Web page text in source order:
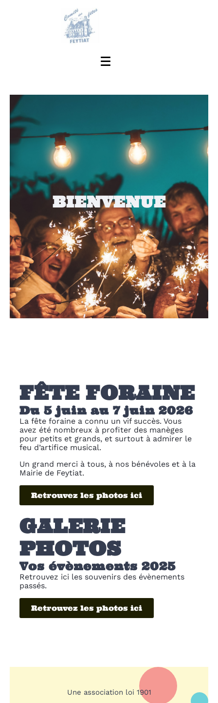
BIENVENUE
FÊTE FORAINE
Du 5 juin au 7 juin 2026
La fête foraine a connu un vif succès. Vous
avez été nombreux à profiter des manèges
pour petits et grands, et surtout à admirer le
feu d’artifice musical.
Un grand merci à tous, à nos bénévoles et à la
Mairie de Feytiat.
Retrouvez les photos ici
GALERIE
PHOTOS
Vos évènements 2025
Retrouvez ici les souvenirs des évènements
passés.
Retrouvez les photos ici
Une association loi 1901